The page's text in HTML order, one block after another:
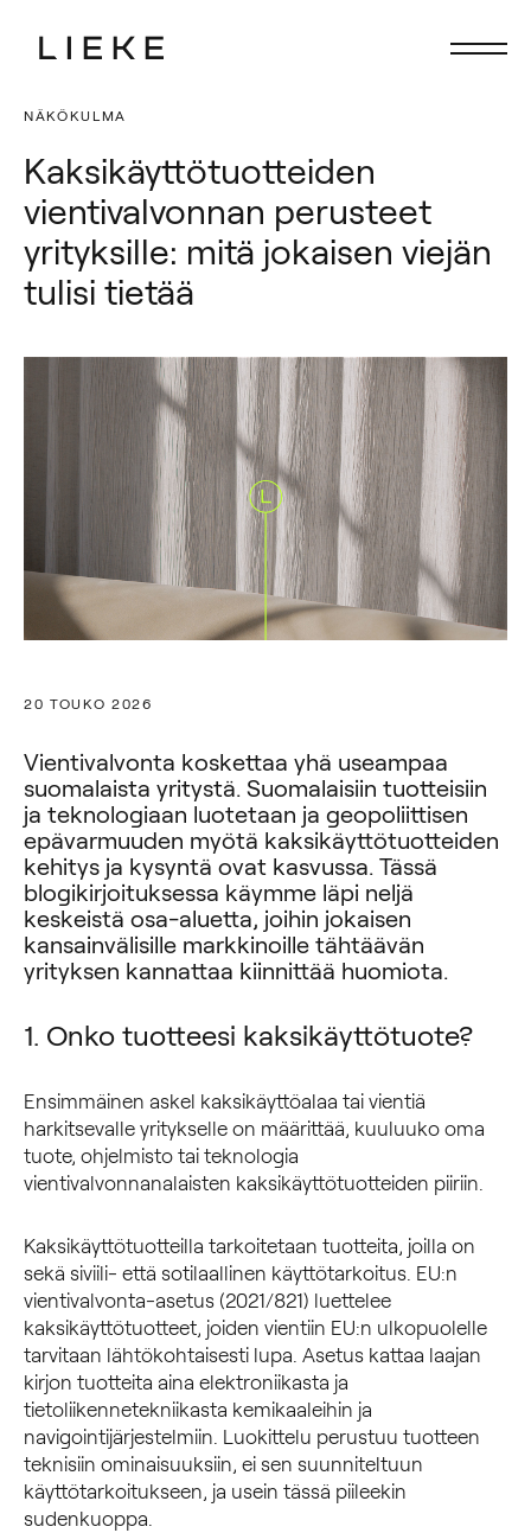
Fokus
Palvelut
Ihmiset
Ura Liekkeellä
NÄKÖKULMA
Kaksikäyttötuotteiden
vientivalvonnan perusteet
yrityksille: mitä jokaisen viejän
tulisi tietää
20 TOUKO 2026
Vientivalvonta koskettaa yhä useampaa
suomalaista yritystä. Suomalaisiin tuotteisiin
ja teknologiaan luotetaan ja geopoliittisen
epävarmuuden myötä kaksikäyttötuotteiden
kehitys ja kysyntä ovat kasvussa. Tässä
blogikirjoituksessa käymme läpi neljä
keskeistä osa-aluetta, joihin jokaisen
kansainvälisille markkinoille tähtäävän
yrityksen kannattaa kiinnittää huomiota.
1. Onko tuotteesi kaksikäyttötuote?
Ensimmäinen askel kaksikäyttöalaa tai vientiä
harkitsevalle yritykselle on määrittää, kuuluuko oma
tuote, ohjelmisto tai teknologia
vientivalvonnanalaisten kaksikäyttötuotteiden piiriin.
Kaksikäyttötuotteilla tarkoitetaan tuotteita, joilla on
sekä siviili- että sotilaallinen käyttötarkoitus. EU:n
vientivalvonta-asetus (2021/821) luettelee
kaksikäyttötuotteet, joiden vientiin EU:n ulkopuolelle
tarvitaan lähtökohtaisesti lupa. Asetus kattaa laajan
kirjon tuotteita aina elektroniikasta ja
tietoliikennetekniikasta kemikaaleihin ja
navigointijärjestelmiin. Luokittelu perustuu tuotteen
teknisiin ominaisuuksiin, ei sen suunniteltuun
käyttötarkoitukseen, ja usein tässä piileekin
sudenkuoppa.
Fokus
Palvelut
Ihmiset
Ura Liekkeellä